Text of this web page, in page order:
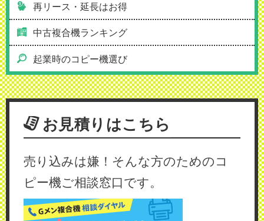
再リース・延長はお得
中古複合機ランキング
起業時のコピー機選び
お見積りはこちら
売り込みは嫌！そんな方のためのコ
ピー機ご相談窓口です。